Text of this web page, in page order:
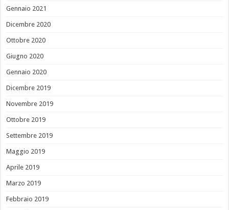
Gennaio 2021
Dicembre 2020
Ottobre 2020
Giugno 2020
Gennaio 2020
Dicembre 2019
Novembre 2019
Ottobre 2019
Settembre 2019
Maggio 2019
Aprile 2019
Marzo 2019
Febbraio 2019